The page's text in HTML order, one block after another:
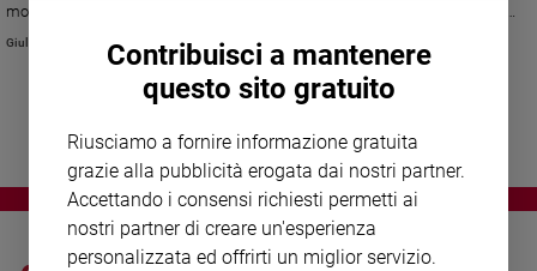
Fede
Devozione
morto dopo aver consumato una grossa dose di ecstasy, si cerca di fare
luce sul mondo in continua evoluzione delle droghe sintetiche.
Giulia Cerqueti
Contribuisci a mantenere
questo sito gratuito
Riusciamo a fornire informazione gratuita
grazie alla pubblicità erogata dai nostri partner.
Accettando i consensi richiesti permetti ai
nostri partner di creare un'esperienza
personalizzata ed offrirti un miglior servizio.